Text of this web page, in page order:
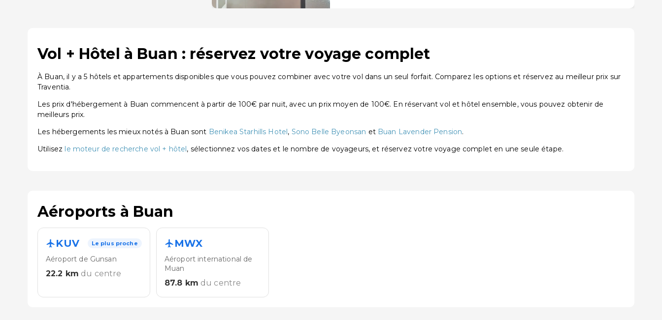
Vol + Hôtel à Buan : réservez votre voyage complet
À Buan, il y a 5 hôtels et appartements disponibles que vous pouvez combiner avec votre vol dans un seul forfait. Comparez les options et réservez au meilleur prix sur
Traventia.
Les prix d'hébergement à Buan commencent à partir de 100€ par nuit, avec un prix moyen de 100€. En réservant vol et hôtel ensemble, vous pouvez obtenir de
meilleurs prix.
Les hébergements les mieux notés à Buan sont Benikea Starhills Hotel, Sono Belle Byeonsan et Buan Lavender Pension.
Utilisez le moteur de recherche vol + hôtel, sélectionnez vos dates et le nombre de voyageurs, et réservez votre voyage complet en une seule étape.
Aéroports à Buan
KUV Le plus proche
Aéroport de Gunsan
22.2 km du centre
MWX
Aéroport international de
Muan
87.8 km du centre